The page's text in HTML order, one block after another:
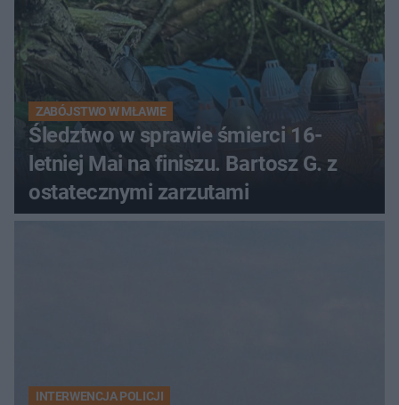
ZABÓJSTWO W MŁAWIE
Śledztwo w sprawie śmierci 16-
letniej Mai na finiszu. Bartosz G. z
ostatecznymi zarzutami
INTERWENCJA POLICJI